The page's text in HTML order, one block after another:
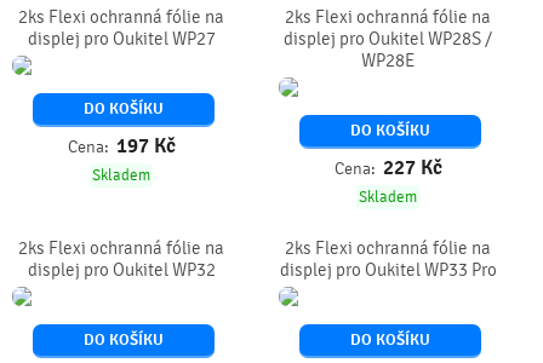
2ks Flexi ochranná fólie na
displej pro Oukitel WP27
DO KOŠÍKU
Cena: 197 Kč
Skladem
2ks Flexi ochranná fólie na
displej pro Oukitel WP28S /
WP28E
DO KOŠÍKU
Cena: 227 Kč
Skladem
2ks Flexi ochranná fólie na
displej pro Oukitel WP32
DO KOŠÍKU
2ks Flexi ochranná fólie na
displej pro Oukitel WP33 Pro
DO KOŠÍKU